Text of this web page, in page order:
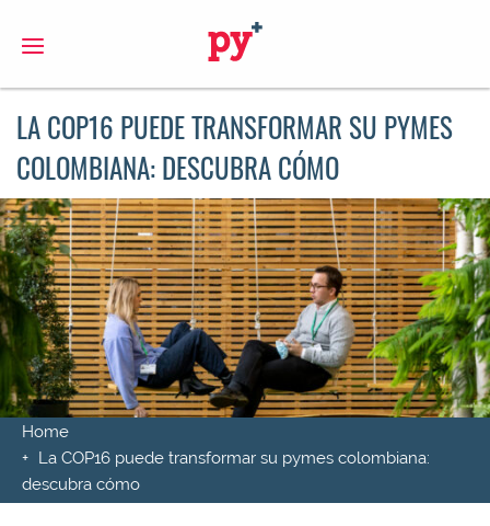
LA COP16 PUEDE TRANSFORMAR SU PYMES
COLOMBIANA: DESCUBRA CÓMO
Home
La COP16 puede transformar su pymes colombiana:
descubra cómo